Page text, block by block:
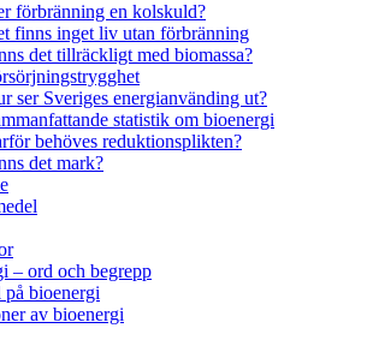
förbränning en kolskuld?
finns inget liv utan förbränning
det tillräckligt med biomassa?
ser Sveriges energianvänding ut?
statistik om bioenergi
behöves reduktionsplikten?
det mark?
– ord och begrepp
på bioenergi
av bioenergi